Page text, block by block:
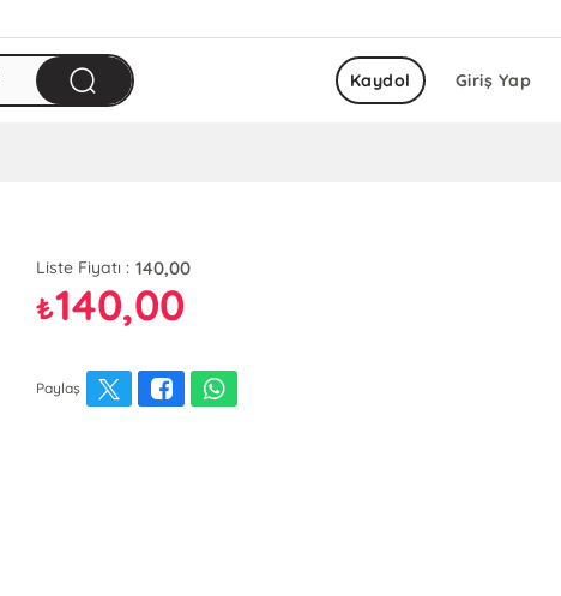
Giriş Yap
Kaydol
Liste Fiyatı : 140,00
₺140,00
Paylaş